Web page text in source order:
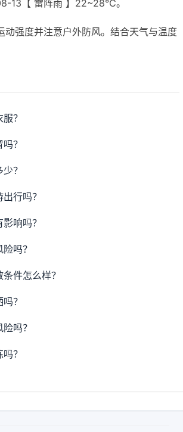
13【 雷阵雨 】22~28℃。
强度并注意户外防风。结合天气与温度
？
？
？
行吗？
响吗？
吗？
件怎么样？
？
吗？
？